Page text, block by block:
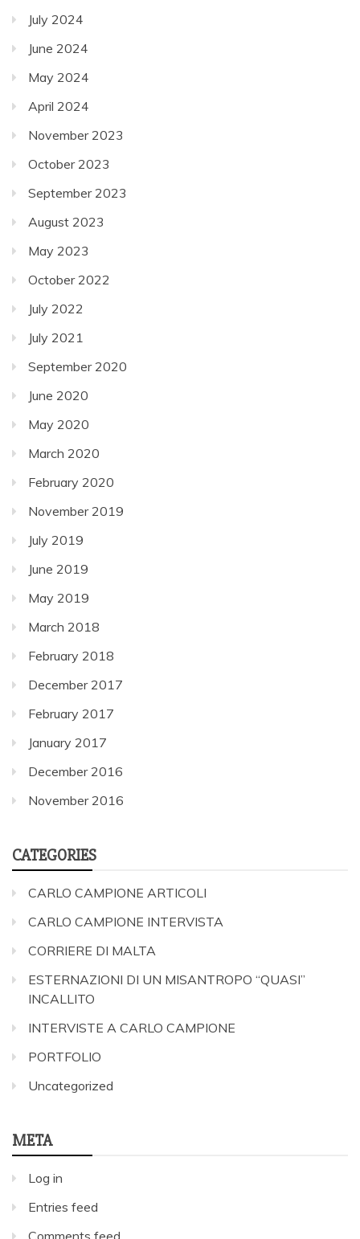
July 2024
June 2024
May 2024
April 2024
November 2023
October 2023
September 2023
August 2023
May 2023
October 2022
July 2022
July 2021
September 2020
June 2020
May 2020
March 2020
February 2020
November 2019
July 2019
June 2019
May 2019
March 2018
February 2018
December 2017
February 2017
January 2017
December 2016
November 2016
CATEGORIES
CARLO CAMPIONE ARTICOLI
CARLO CAMPIONE INTERVISTA
CORRIERE DI MALTA
ESTERNAZIONI DI UN MISANTROPO “QUASI”
INCALLITO
INTERVISTE A CARLO CAMPIONE
PORTFOLIO
Uncategorized
META
Log in
Entries feed